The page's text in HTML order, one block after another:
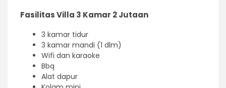
Fasilitas Villa 3 Kamar 2 Jutaan
3 kamar tidur
3 kamar mandi (1 dlm)
Wifi dan karaoke
Bbq
Alat dapur